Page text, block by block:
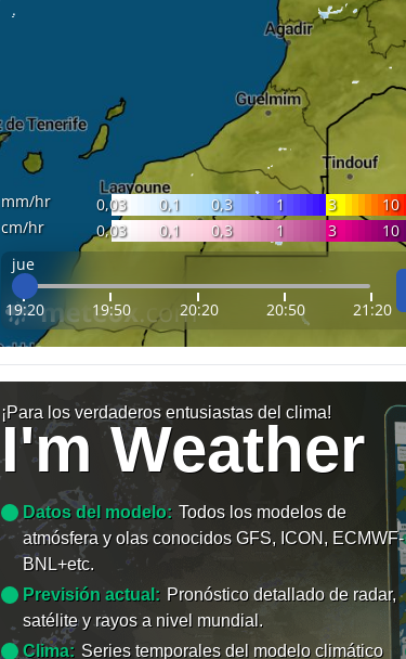
mm/hr 0,03 0,1 0,3 1 3 10
cm/hr
0,03 0,1 0,3 1 3 10
jue
19:20 19:50 20:20 20:50 21:20
¡Para los verdaderos entusiastas del clima!
I'm Weather
Datos del modelo: Todos los modelos de
atmósfera y olas conocidos GFS, ICON, ECMWF-
BNL+etc.
Previsión actual: Pronóstico detallado de radar,
satélite y rayos a nivel mundial.
Clima: Series temporales del modelo climático